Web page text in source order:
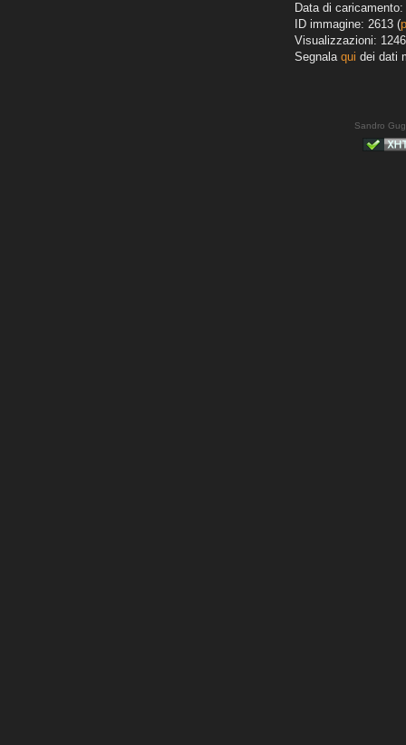
Data di
ID immagine: 2613 (
Visualizzazioni: 1246
Segnala qui dei dati
Sandro